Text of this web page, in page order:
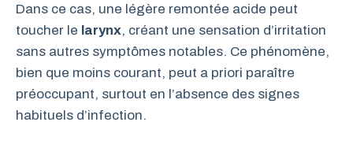
Dans ce cas, une légère remontée acide peut
toucher le larynx, créant une sensation d’irritation
sans autres symptômes notables. Ce phénomène,
bien que moins courant, peut a priori paraître
préoccupant, surtout en l’absence des signes
habituels d’infection.